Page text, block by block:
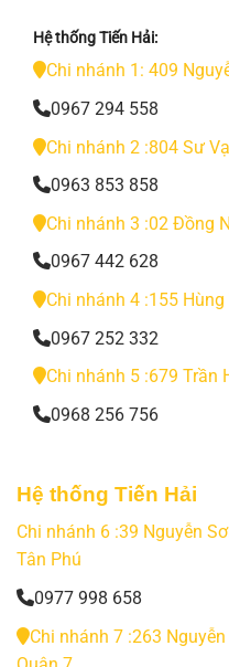
Hệ thống Tiến Hải:
Chi nhánh 1: 409
0967 294 558
Chi nhánh 2 :804 Sư
0963 853 858
Chi nhánh 3 :02 Đồng
0967 442 628
Chi nhánh 4 :155
0967 252 332
Chi nhánh 5 :679 Trần
0968 256 756
Hệ thống Tiến Hải
Chi nhánh 6 :39 Nguyễn
Tân Phú
0977 998 658
Chi nhánh 7 :263